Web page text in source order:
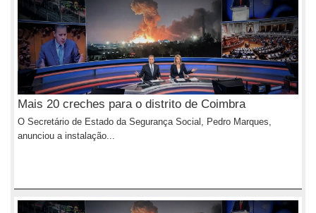
Mais 20 creches para o distrito de Coimbra
O Secretário de Estado da Segurança Social, Pedro Marques,
anunciou a instalação...